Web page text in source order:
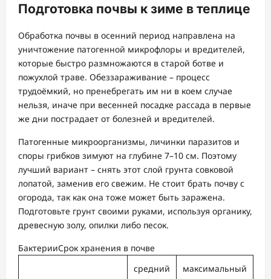
Подготовка почвы к зиме в теплице
Обработка почвы в осенний период направлена на
уничтожение патогенной микрофлоры и вредителей,
которые быстро размножаются в старой ботве и
пожухлой траве. Обеззараживание – процесс
трудоёмкий, но пренебрегать им ни в коем случае
нельзя, иначе при весенней посадке рассада в первые
же дни пострадает от болезней и вредителей.
Патогенные микроорганизмы, личинки паразитов и
споры грибков зимуют на глубине 7–10 см. Поэтому
лучший вариант – снять этот слой грунта совковой
лопатой, заменив его свежим. Не стоит брать почву с
огорода, так как она тоже может быть заражена.
Подготовьте грунт своими руками, используя органику,
древесную золу, опилки либо песок.
БактерииСрок хранения в почве
средний
максимальный